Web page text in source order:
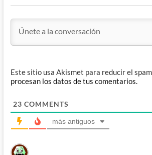
Este sitio usa Akismet para reducir el
procesan los datos de tus comentarios.
23 COMMENTS
más antiguos